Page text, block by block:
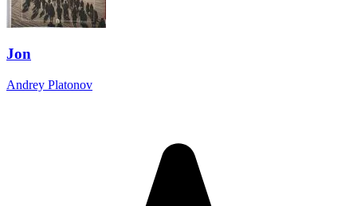
Jon
Andrey Platonov